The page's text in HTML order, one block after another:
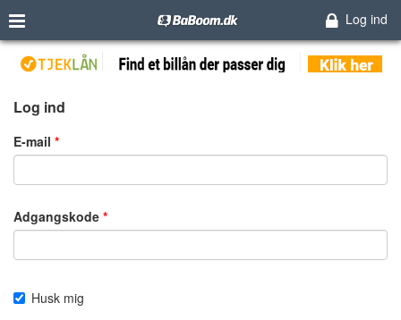
Log ind
Log ind
E-mail
Adgangskode
Husk mig